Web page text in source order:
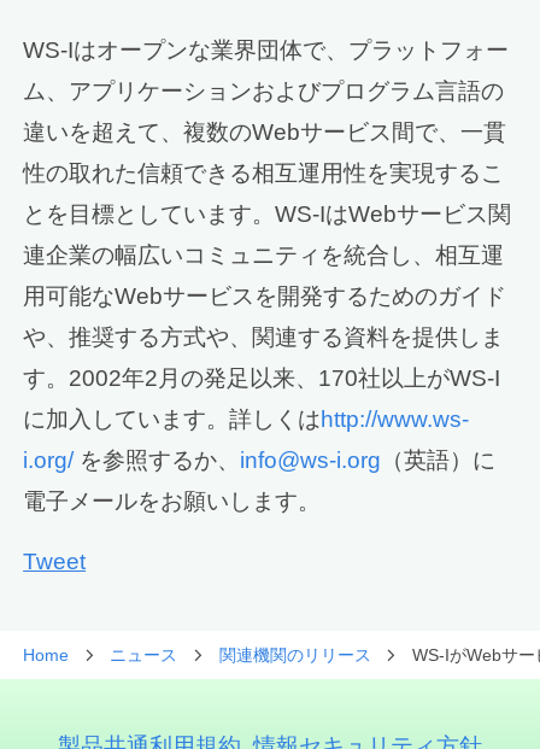
WS-Iはオープンな業界団体で、プラットフォー
ム、アプリケーションおよびプログラム言語の
違いを超えて、複数のWebサービス間で、一貫
性の取れた信頼できる相互運用性を実現するこ
とを目標としています。WS-IはWebサービス関
連企業の幅広いコミュニティを統合し、相互運
用可能なWebサービスを開発するためのガイド
や、推奨する方式や、関連する資料を提供しま
す。2002年2月の発足以来、170社以上がWS-I
に加入しています。詳しくはhttp://www.ws-
i.org/を参照するか、 info@ws-i.org （英語）に
電子メールをお願いします。
Tweet
Home ニュース 関連機関のリリース WS-IがWebサ